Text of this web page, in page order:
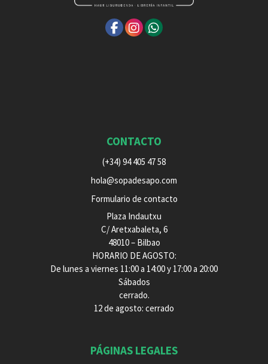
CONTACTO
(+34) 94 405 47 58
hola@sopadesapo.com
Formulario de contacto
Plaza Indautxu
C/ Aretxabaleta, 6
48010 – Bilbao
HORARIO DE AGOSTO:
De lunes a viernes 11:00 a 14:00 y 17:00 a 20:00
Sábados
cerrado.
12 de agosto: cerrado
PÁGINAS LEGALES